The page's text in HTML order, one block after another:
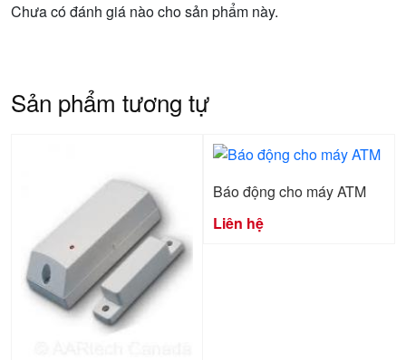
Chưa có đánh giá nào cho sản phẩm này.
Sản phẩm tương tự
Báo động cho máy ATM
Liên hệ